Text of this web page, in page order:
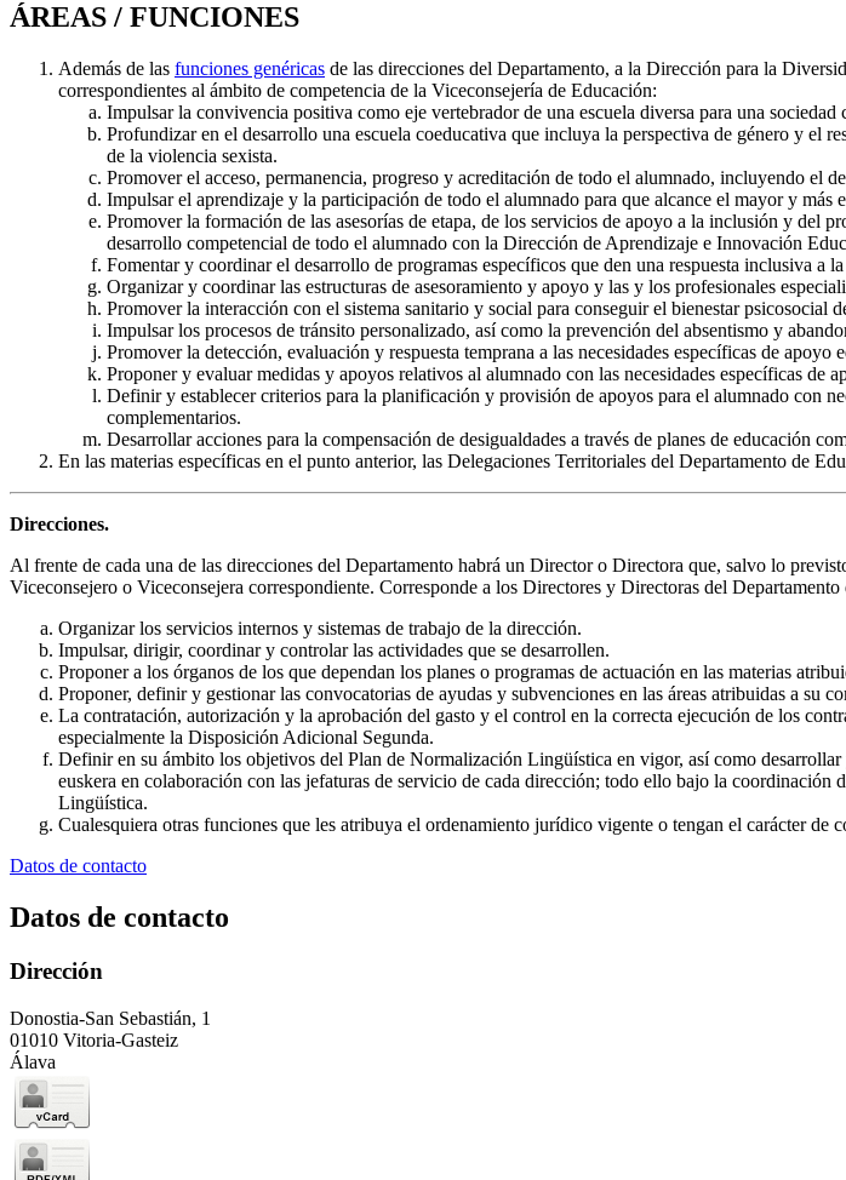
ÁREAS / FUNCIONES
Además de las funciones genéricas de las direcciones del Departamento, a la Dirección para la
correspondientes al ámbito de competencia de la Viceconsejería de Educación:
Impulsar la convivencia positiva como eje vertebrador de una escuela diversa para una sociedad
Profundizar en el desarrollo una escuela coeducativa que incluya la perspectiva de género y el
de la violencia sexista.
Promover el acceso, permanencia, progreso y acreditación de todo el alumnado, incluyendo el
Impulsar el aprendizaje y la participación de todo el alumnado para que alcance el mayor y
Promover la formación de las asesorías de etapa, de los servicios de apoyo a la inclusión y del
desarrollo competencial de todo el alumnado con la Dirección de Aprendizaje e Innovación
Fomentar y coordinar el desarrollo de programas específicos que den una respuesta inclusiva a
Organizar y coordinar las estructuras de asesoramiento y apoyo y las y los profesionales
Promover la interacción con el sistema sanitario y social para conseguir el bienestar psicosocial
Impulsar los procesos de tránsito personalizado, así como la prevención del absentismo y
Promover la detección, evaluación y respuesta temprana a las necesidades específicas de
Proponer y evaluar medidas y apoyos relativos al alumnado con las necesidades específicas
Definir y establecer criterios para la planificación y provisión de apoyos para el alumnado con
complementarios.
Desarrollar acciones para la compensación de desigualdades a través de planes de educación
En las materias específicas en el punto anterior, las Delegaciones Territoriales del Departamento de
Direcciones.
Al frente de cada una de las direcciones del Departamento habrá un Director o Directora que, salvo lo
Viceconsejero o Viceconsejera correspondiente. Corresponde a los Directores y Directoras del Departamento
Organizar los servicios internos y sistemas de trabajo de la dirección.
Impulsar, dirigir, coordinar y controlar las actividades que se desarrollen.
Proponer a los órganos de los que dependan los planes o programas de actuación en las materias
Proponer, definir y gestionar las convocatorias de ayudas y subvenciones en las áreas atribuidas a su
La contratación, autorización y la aprobación del gasto y el control en la correcta ejecución de los
especialmente la Disposición Adicional Segunda.
Definir en su ámbito los objetivos del Plan de Normalización Lingüística en vigor, así como
euskera en colaboración con las jefaturas de servicio de cada dirección; todo ello bajo la
Lingüística.
Cualesquiera otras funciones que les atribuya el ordenamiento jurídico vigente o tengan el carácter
Datos de contacto
Datos de contacto
Dirección
Donostia-San Sebastián, 1
01010 Vitoria-Gasteiz
Álava